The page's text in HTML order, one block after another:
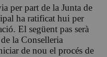
per part de la Junta de
ha ratificat hui per
El següent pas serà
la Conselleria
de nou el procés de